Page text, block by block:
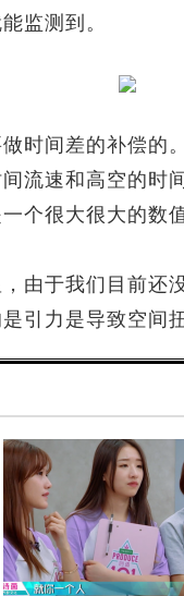
监测到。
间差的补偿的
流速和高空的时
个很大很大的数值
于我们目前还
引力是导致空间